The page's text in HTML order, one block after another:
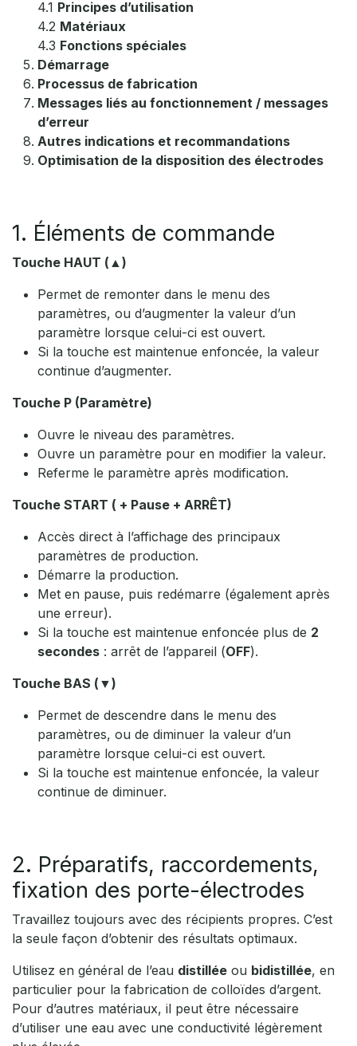
4.1 Principes d’utilisation
4.2 Matériaux
4.3 Fonctions spéciales
Démarrage
Processus de fabrication
Messages liés au fonctionnement / messages
d’erreur
Autres indications et recommandations
Optimisation de la disposition des électrodes
1. Éléments de commande
Touche HAUT (▲)
Permet de remonter dans le menu des
paramètres, ou d’augmenter la valeur d’un
paramètre lorsque celui-ci est ouvert.
Si la touche est maintenue enfoncée, la valeur
continue d’augmenter.
Touche P (Paramètre)
Ouvre le niveau des paramètres.
Ouvre un paramètre pour en modifier la valeur.
Referme le paramètre après modification.
Touche START ( + Pause + ARRÊT)
Accès direct à l’affichage des principaux
paramètres de production.
Démarre la production.
Met en pause, puis redémarre (également après
une erreur).
Si la touche est maintenue enfoncée plus de 2
secondes : arrêt de l’appareil (OFF).
Touche BAS (▼)
Permet de descendre dans le menu des
paramètres, ou de diminuer la valeur d’un
paramètre lorsque celui-ci est ouvert.
Si la touche est maintenue enfoncée, la valeur
continue de diminuer.
2. Préparatifs, raccordements,
fixation des porte-électrodes
Travaillez toujours avec des récipients propres. C’est
la seule façon d’obtenir des résultats optimaux.
Utilisez en général de l’eau distillée ou bidistillée, en
particulier pour la fabrication de colloïdes d’argent.
Pour d’autres matériaux, il peut être nécessaire
d’utiliser une eau avec une conductivité légèrement